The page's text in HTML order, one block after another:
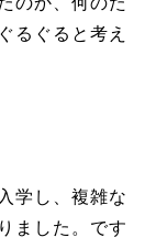
るぐると考え
学し、複雑な
ました。です